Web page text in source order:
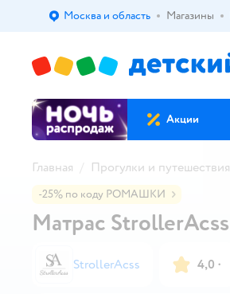
Выбор адреса доставки.
Москва и область Магазины
Акции
Главная Прогулки и путешествия
-25% по коду РОМАШКИ
Матрас StrollerAcss
StrollerAcss 4,0 ·